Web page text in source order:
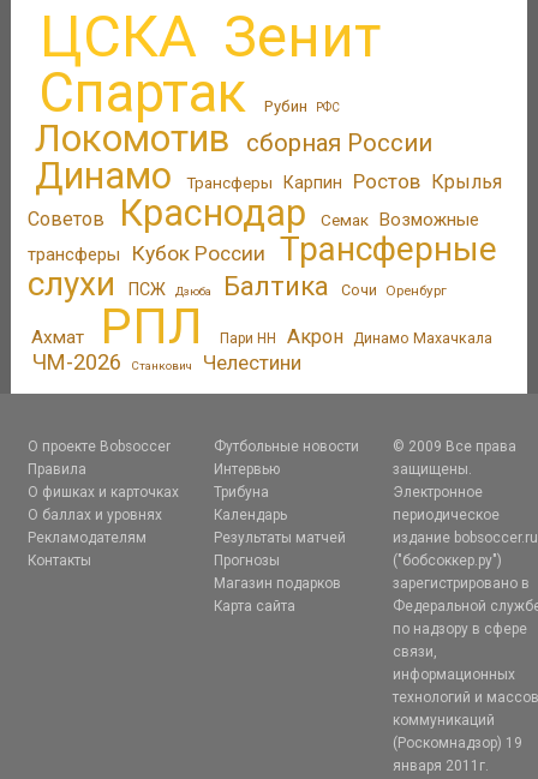
ЦСКА Зенит
Спартак Рубин РФС
Локомотив сборная России
Динамо Трансферы Карпин Ростов Крылья
Советов
Краснодар Семак Возможные
трансферы
Кубок России
Трансферные
слухи
ПСЖ Дзюба Балтика Сочи Оренбург
Ахмат РПЛ Пари НН Акрон Динамо Махачкала
ЧМ-2026 Станкович Челестини
О проекте Bobsoccer
Правила
О фишках и карточках
О баллах и уровнях
Рекламодателям
Контакты
Футбольные новости
Интервью
Трибуна
Календарь
Результаты матчей
Прогнозы
Магазин подарков
Карта сайта
© 2009 Все права
защищены.
Электронное
периодическое
издание bobsoccer.ru
("бобсоккер.ру")
зарегистрировано в
Федеральной
по надзору в сфере
связи,
информационных
технологий и
коммуникаций
(Роскомнадзор) 19
января 2011г.